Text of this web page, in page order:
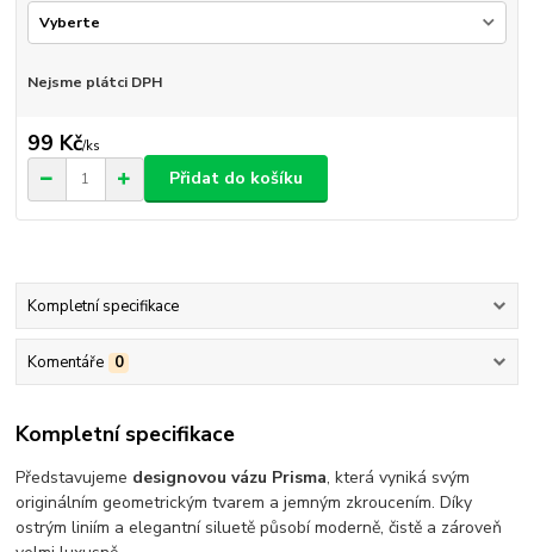
Nejsme plátci DPH
99 Kč/ks
Přidat do košíku
Kompletní specifikace
Komentáře 0
Kompletní specifikace
Představujeme designovou vázu Prisma, která vyniká svým
originálním geometrickým tvarem a jemným zkroucením. Díky
ostrým liniím a elegantní siluetě působí moderně, čistě a zároveň